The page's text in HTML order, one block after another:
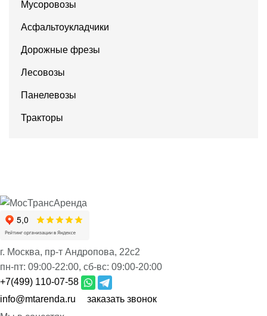
Мусоровозы
Асфальтоукладчики
Дорожные фрезы
Лесовозы
Панелевозы
Тракторы
г. Москва, пр-т Андропова, 22с2
пн-пт: 09:00-22:00, сб-вс: 09:00-20:00
+7(499) 110-07-58
info@mtarenda.ru
заказать звонок